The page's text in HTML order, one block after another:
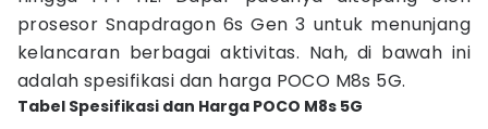
prosesor Snapdragon 6s Gen 3 untuk menunjang
kelancaran berbagai aktivitas. Nah, di bawah ini
adalah spesifikasi dan harga POCO M8s 5G.
Tabel Spesifikasi dan Harga POCO M8s 5G